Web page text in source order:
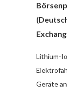
Lithium-
Geräte